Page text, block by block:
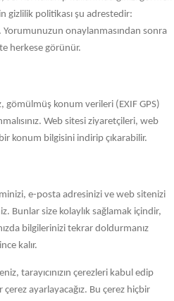
gizlilik politikası şu adrestedir:
onaylanmasından sonra
herkese görünür.
gömülmüş konum verileri (EXIF GPS)
Web sitesi ziyaretçileri, web
konum bilgisini indirip çıkarabilir.
e-posta adresinizi ve web sitenizi
Bunlar size kolaylık sağlamak içindir,
bilgilerinizi tekrar doldurmanız
kalır.
tarayıcınızın çerezleri kabul edip
ayarlayacağız. Bu çerez hiçbir